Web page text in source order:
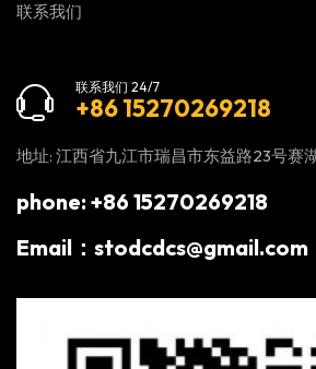
联系我们
联系我们 24/7
+86 15270269218
地址: 江西省九江市瑞昌市东益路23号赛
phone: +86 15270269218
Email：stodcdcs@gmail.com